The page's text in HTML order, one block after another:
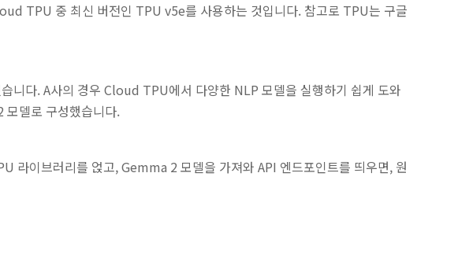
TPU 중 최신 버전인 TPU v5e를 사용하는 것입니다. 참고로 TPU는 구글
니다. A사의 경우 Cloud TPU에서 다양한 NLP 모델을 실행하기 쉽게 도와
델로 구성했습니다.
이브러리를 얹고, Gemma 2 모델을 가져와 API 엔드포인트를 띄우면, 원